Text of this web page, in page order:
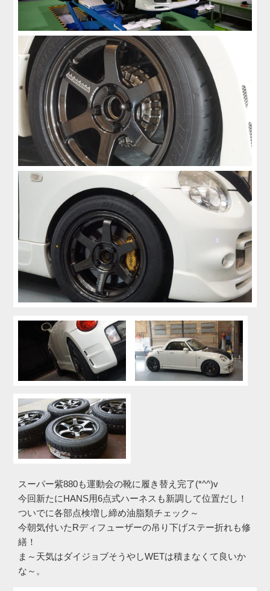
スーパー紫880も運動会の靴に履き替え完了(*^^)v
今回新たにHANS用6点式ハーネスも新調して位置だし！
ついでに各部点検増し締め油脂類チェック～
今朝気付いたRディフューザーの吊り下げステー折れも修
繕！
ま～天気はダイジョブそうやしWETは積まなくて良いか
な～。